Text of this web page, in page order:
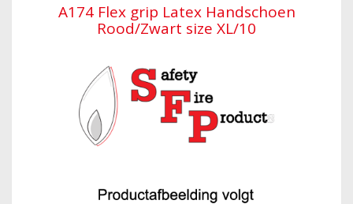
A174 Flex grip Latex Handschoen
Rood/Zwart size XL/10